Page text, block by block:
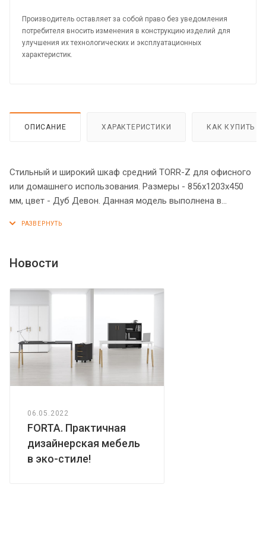
Производитель оставляет за собой право без уведомления
потребителя вносить изменения в конструкцию изделий для
улучшения их технологических и эксплуатационных
характеристик.
ОПИСАНИЕ ХАРАКТЕРИСТИКИ КАК КУПИТЬ
Стильный и широкий шкаф средний TORR-Z для офисного
или домашнего использования. Размеры - 856х1203х450
мм, цвет - Дуб Девон. Данная модель выполнена в
придаст кабинету более презентабельный вид. Шкаф
торцевые поверхности элементов шкафа надежно
прочными силовыми креплениями – эксцентриковыми
стяжками. Регулируемые по высоте опоры обеспечат
шкафу устойчивость на неровном полу.
Новости
06.05.2022
FORTA. Практичная
дизайнерская мебель
в эко-стиле!